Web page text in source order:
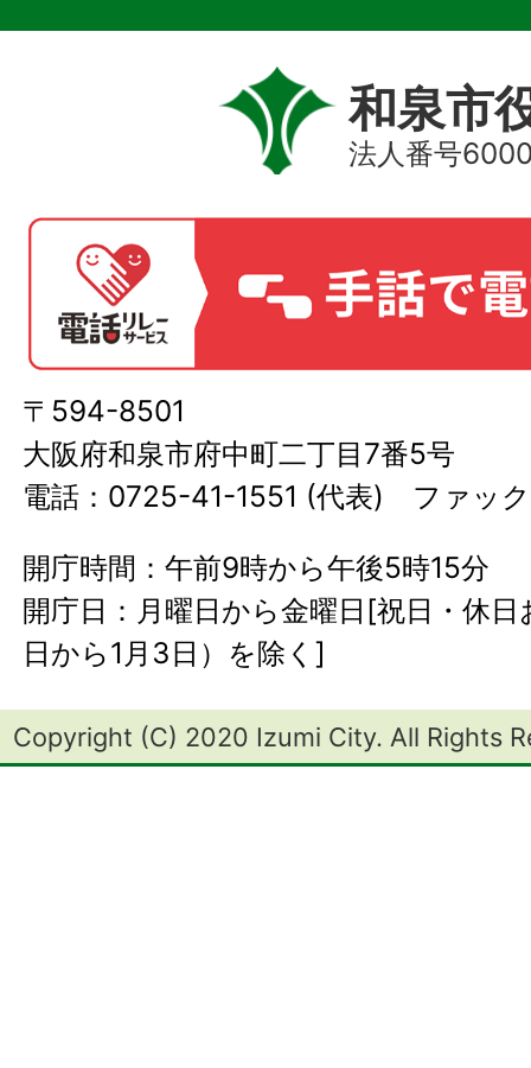
和泉市
法人番号
〒594-8501
大阪府和泉市府中町二丁目7番5号
電話：0725-41-1551 (代表) ファッ
開庁時間：午前9時から午後5時15分
開庁日：月曜日から金曜日[祝日・休
日から1月3日）を除く]
Copyright (C) 2020 Izumi City. All Rights